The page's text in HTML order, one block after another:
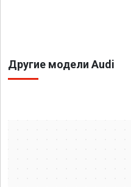
Другие модели Audi